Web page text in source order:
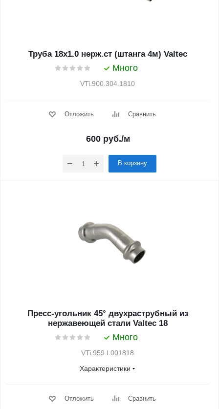
Труба 18х1.0 нерж.ст (штанга 4м) Valtec
Много
VTi.900.304.1810
Отложить Сравнить
600руб./м
В корзину
Пресс-угольник 45° двухраструбный из
нержавеющей стали Valtec 18
Много
VTi.959.I.001818
Характеристики
Отложить Сравнить